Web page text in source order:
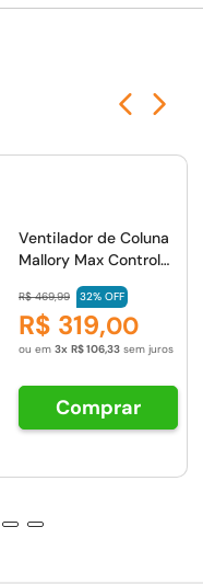
Ventilador de Coluna
Mallory Max Control
Com Controle Remoto
140W, Silencioso,
Com Hélice de15 pás,
Máxima Vazão e
GR
R$ 469,99 32% OFF
R$ 319,00
ou em 3 R$106,33 sem juros
Comprar